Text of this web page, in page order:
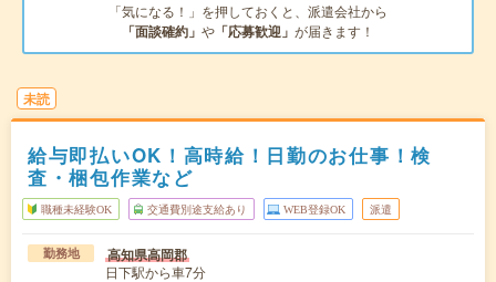
「気になる！」を押しておくと、派遣会社から
「面談確約」 や 「応募歓迎」 が届きます！
未読
給与即払いOK！高時給！日勤のお仕事！検
査・梱包作業など
職種未経験OK 交通費別途支給あり WEB登録OK 派遣
勤務地 高知県高岡郡
日下駅から車7分